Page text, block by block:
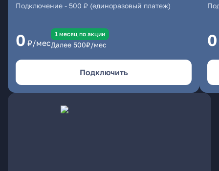
Подключение - 500 ₽ (единоразовый платеж)
0 ₽/мес
1 месяц по акции
Далее 500₽/мес
Подключить
0